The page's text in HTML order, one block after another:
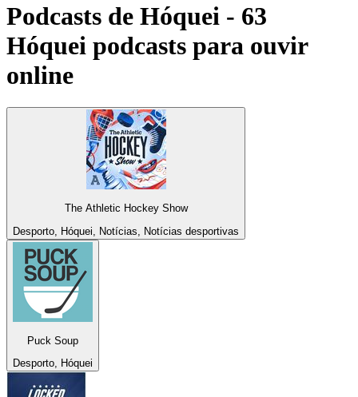
Podcasts de Hóquei - 63
Hóquei podcasts para ouvir
online
The Athletic Hockey Show
Desporto, Hóquei, Notícias, Notícias desportivas
Puck Soup
Desporto, Hóquei